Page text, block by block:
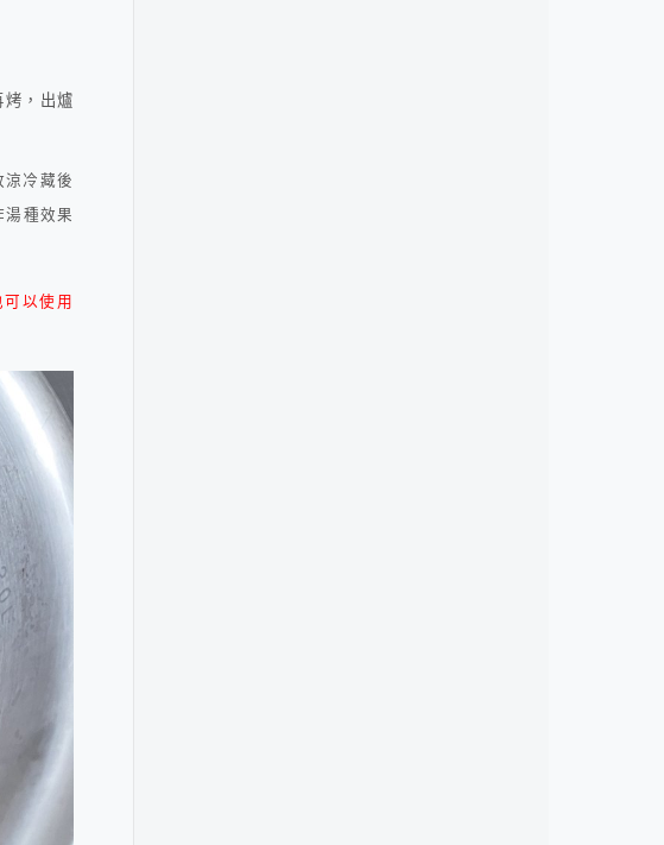
烤，出爐
涼冷藏後
湯種效果
以使用